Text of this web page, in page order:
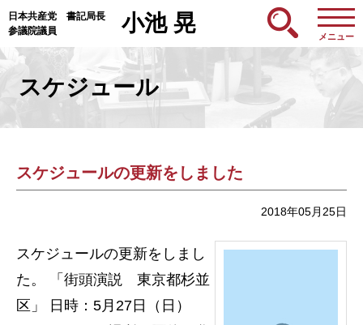
日本共産党 書記局長
参議院議員
小池 晃
メニュー
スケジュール
スケジュールの更新をしました
2018年05月25日
スケジュールの更新をしまし
た。 「街頭演説 東京都杉並
区」 日時：5月27日（日）